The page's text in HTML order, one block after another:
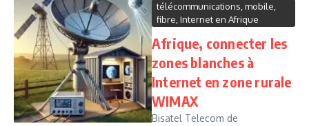
télécommunications, mobile,
fibre, Internet en Afrique
Afrique, connecter les
zones blanches à
Internet en zone rurale
WIMAX
Bisatel Telecom de